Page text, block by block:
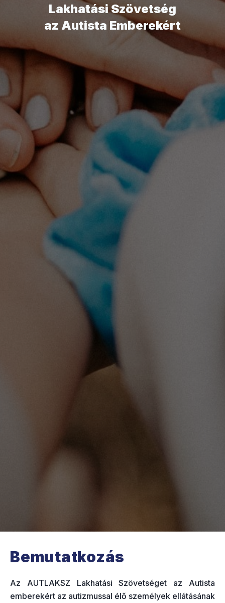
Lakhatási Szövetség
az Autista Emberekért
Bemutatkozás
Az AUTLAKSZ Lakhatási Szövetséget az Autista
emberekért az autizmussal élő személyek ellátásának